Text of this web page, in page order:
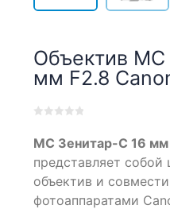
Объектив МС
мм F2.8
out
based
on
customer
МС Зенитар-C 16 мм
представляет
объектив и
фотоаппаратами